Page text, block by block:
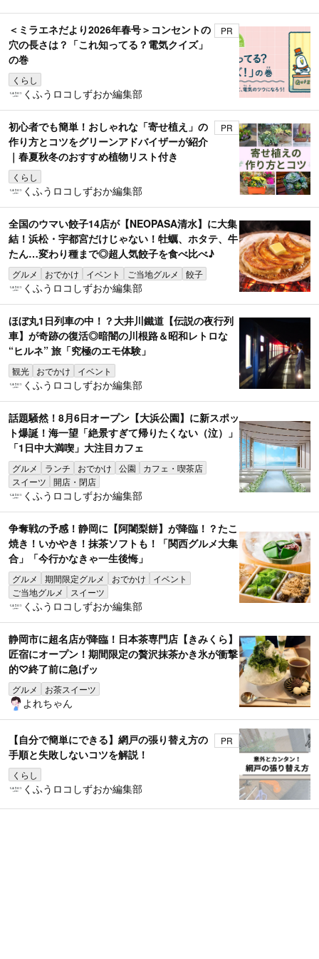
＜ミラエネだより2026年春号＞コンセントの
穴の長さは？「これ知ってる？電気クイズ」
の巻
くらし
PR
くふうロコしずおか編集部
初心者でも簡単！おしゃれな「寄せ植え」の
作り方とコツをグリーンアドバイザーが紹介
｜春夏秋冬のおすすめ植物リスト付き
くらし
PR
くふうロコしずおか編集部
全国のウマい餃子14店が【NEOPASA清水】に大集
結！浜松・宇都宮だけじゃない！牡蠣、ホタテ、牛
たん…変わり種まで◎超人気餃子を食べ比べ♪
グルメ おでかけ イベント ご当地グルメ 餃子
くふうロコしずおか編集部
ほぼ丸1日列車の中！？大井川鐵道【伝説の夜行列
車】が奇跡の復活◎暗闇の川根路＆昭和レトロな
“ヒルネ” 旅「究極のエモ体験」
観光 おでかけ イベント
くふうロコしずおか編集部
話題騒然！8月6日オープン【大浜公園】に新スポッ
ト爆誕！海一望「絶景すぎて帰りたくない（泣）」
「1日中大満喫」大注目カフェ
グルメ ランチ おでかけ 公園
カフェ・喫茶店
スイーツ
開店・閉店
くふうロコしずおか編集部
争奪戦の予感！静岡に【阿闍梨餅】が降臨！？たこ
焼き！いかやき！抹茶ソフトも！「関西グルメ大集
合」「今行かなきゃ一生後悔」
グルメ 期間限定グルメ おでかけ
イベント
ご当地グルメ
スイーツ
くふうロコしずおか編集部
静岡市に超名店が降臨！日本茶専門店【きみくら】
匠宿にオープン！期間限定の贅沢抹茶かき氷が衝撃
的♡終了前に急げッ
グルメ お茶スイーツ
よれちゃん
【自分で簡単にできる】網戸の張り替え方の
手順と失敗しないコツを解説！
くらし
PR
くふうロコしずおか編集部